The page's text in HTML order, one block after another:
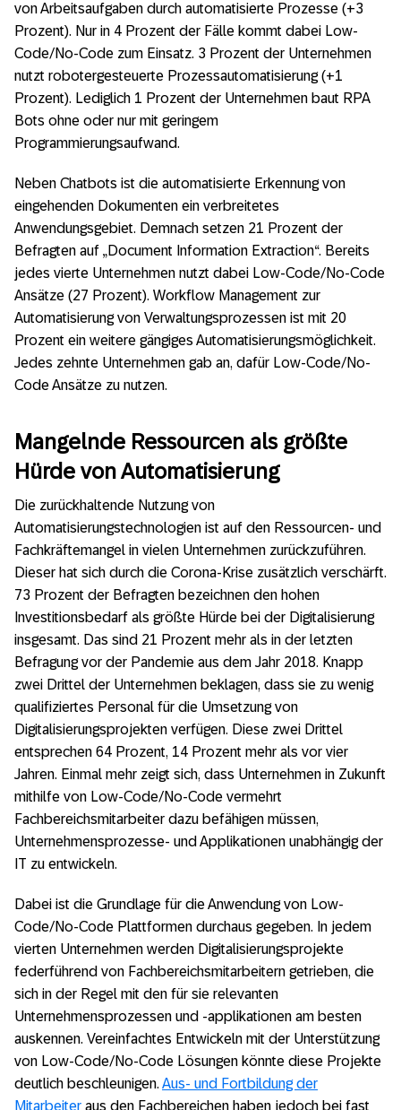
von Arbeitsaufgaben durch automatisierte Prozesse (+3
Prozent). Nur in 4 Prozent der Fälle kommt dabei Low-
Code/No-Code zum Einsatz. 3 Prozent der Unternehmen
nutzt robotergesteuerte Prozessautomatisierung (+1
Prozent). Lediglich 1 Prozent der Unternehmen baut RPA
Bots ohne oder nur mit geringem
Programmierungsaufwand.
Neben Chatbots ist die automatisierte Erkennung von
eingehenden Dokumenten ein verbreitetes
Anwendungsgebiet. Demnach setzen 21 Prozent der
Befragten auf „Document Information Extraction“. Bereits
jedes vierte Unternehmen nutzt dabei Low-Code/No-Code
Ansätze (27 Prozent). Workflow Management zur
Automatisierung von Verwaltungsprozessen ist mit 20
Prozent ein weitere gängiges Automatisierungsmöglichkeit.
Jedes zehnte Unternehmen gab an, dafür Low-Code/No-
Code Ansätze zu nutzen.
Mangelnde Ressourcen als größte
Hürde von Automatisierung
Die zurückhaltende Nutzung von
Automatisierungstechnologien ist auf den Ressourcen- und
Fachkräftemangel in vielen Unternehmen zurückzuführen.
Dieser hat sich durch die Corona-Krise zusätzlich verschärft.
73 Prozent der Befragten bezeichnen den hohen
Investitionsbedarf als größte Hürde bei der Digitalisierung
insgesamt. Das sind 21 Prozent mehr als in der letzten
Befragung vor der Pandemie aus dem Jahr 2018. Knapp
zwei Drittel der Unternehmen beklagen, dass sie zu wenig
qualifiziertes Personal für die Umsetzung von
Digitalisierungsprojekten verfügen. Diese zwei Drittel
entsprechen 64 Prozent, 14 Prozent mehr als vor vier
Jahren. Einmal mehr zeigt sich, dass Unternehmen in Zukunft
mithilfe von Low-Code/No-Code vermehrt
Fachbereichsmitarbeiter dazu befähigen müssen,
Unternehmensprozesse- und Applikationen unabhängig der
IT zu entwickeln.
Dabei ist die Grundlage für die Anwendung von Low-
Code/No-Code Plattformen durchaus gegeben. In jedem
vierten Unternehmen werden Digitalisierungsprojekte
federführend von Fachbereichsmitarbeitern getrieben, die
sich in der Regel mit den für sie relevanten
Unternehmensprozessen und -applikationen am besten
auskennen. Vereinfachtes Entwickeln mit der Unterstützung
von Low-Code/No-Code Lösungen könnte diese Projekte
deutlich beschleunigen. Aus- und Fortbildung der
Mitarbeiter aus den Fachbereichen haben jedoch bei fast